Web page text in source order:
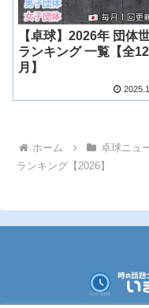
【卓球】2026年 団体
ランキング 一覧【全
月】
ホーム 卓球ニュ
ランキング【2026】